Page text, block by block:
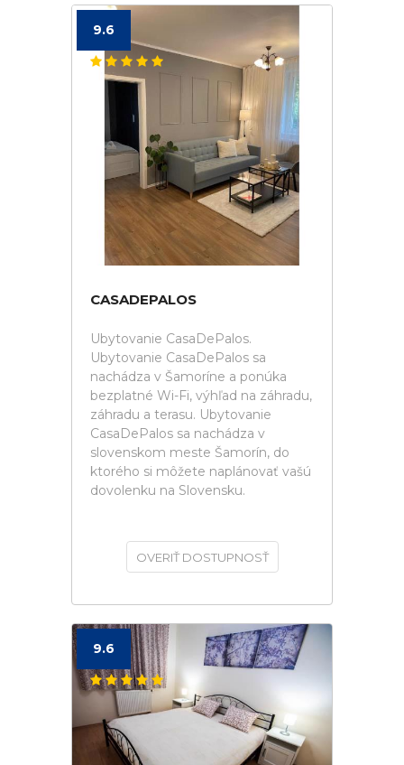
9.6
CASADEPALOS
Ubytovanie CasaDePalos.
Ubytovanie CasaDePalos sa
nachádza v Šamoríne a ponúka
bezplatné Wi-Fi, výhľad na záhradu,
záhradu a terasu. Ubytovanie
CasaDePalos sa nachádza v
slovenskom meste Šamorín, do
ktorého si môžete naplánovať vašú
dovolenku na Slovensku.
OVERIŤ DOSTUPNOSŤ
9.6